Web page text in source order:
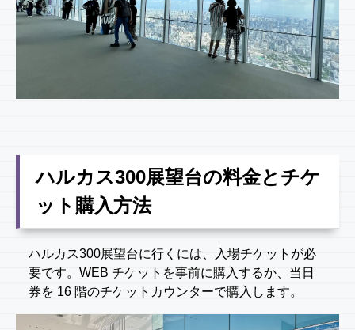
ハルカス300展望台の料金とチケ
ット購入方法
ハルカス300展望台に行くには、入場チケットが必
要です。WEB チケットを事前に購入するか、当日
券を 16 階のチケットカウンターで購入します。